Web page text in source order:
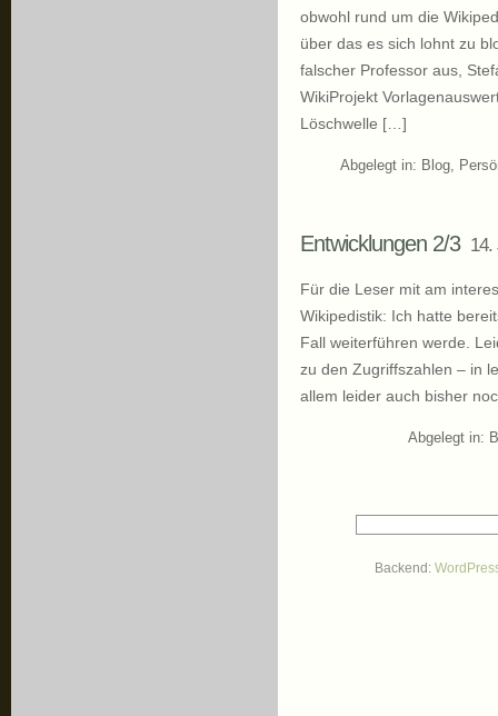
obwohl rund um die
über das es sich lohnt zu
falscher Professor aus,
WikiProjekt
Löschwelle […]
Abgelegt in: Blog,
Entwicklungen 2/3 14.
Für die Leser mit am
Wikipedistik: Ich hatte
Fall weiterführen werde.
zu den Zugriffszahlen – in
allem leider auch bisher
Abgelegt in:
Backend: